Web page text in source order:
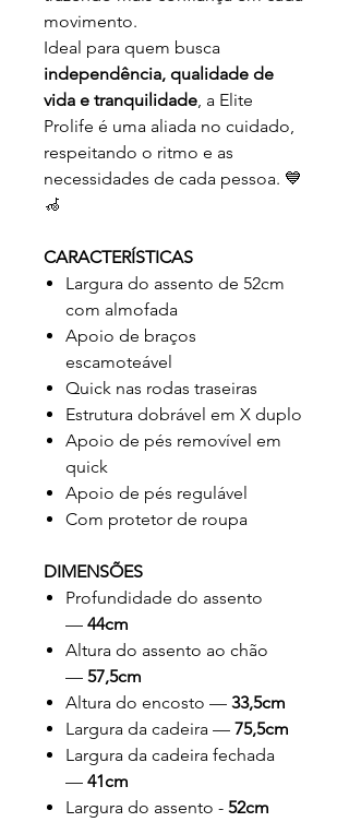
movimento.
Ideal para quem busca
independência, qualidade de
vida e tranquilidade , a Elite
Prolife é uma aliada no cuidado,
respeitando o ritmo e as
necessidades de cada pessoa. 💙
🦽
CARACTERÍSTICAS
Largura do assento de 52cm
com almofada
Apoio de braços
escamoteável
Quick nas rodas traseiras
Estrutura dobrável em X duplo
Apoio de pés removível em
quick
Apoio de pés regulável
Com protetor de roupa
DIMENSÕES
Profundidade do assento
— 44cm
Altura do assento ao chão
— 57,5cm
Altura do encosto — 33,5cm
Largura da cadeira — 75,5cm
Largura da cadeira fechada
— 41cm
Largura do assento - 52cm